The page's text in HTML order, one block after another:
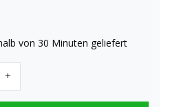
von 30 Minuten geliefert
+